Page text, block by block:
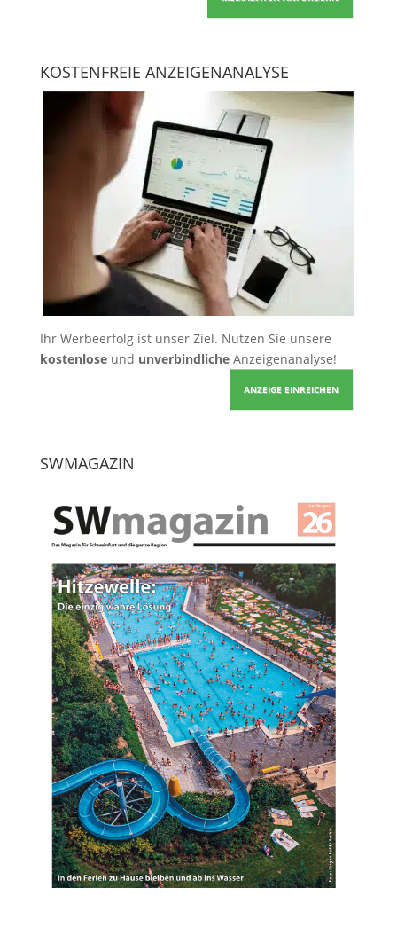
KOSTENFREIE ANZEIGENANALYSE
Ihr Werbeerfolg ist unser Ziel. Nutzen Sie unsere
kostenloseund unverbindlicheAnzeigenanalyse!
ANZEIGE EINREICHEN
SWMAGAZIN